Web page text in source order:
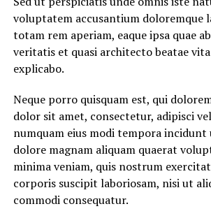
voluptatem accusantium doloremque
totam rem aperiam, eaque ipsa quae
veritatis et quasi architecto beatae
explicabo.
Neque porro quisquam est, qui
dolor sit amet, consectetur, adipisci
numquam eius modi tempora
dolore magnam aliquam quaerat
minima veniam, quis nostrum
corporis suscipit laboriosam, nisi ut
commodi consequatur.